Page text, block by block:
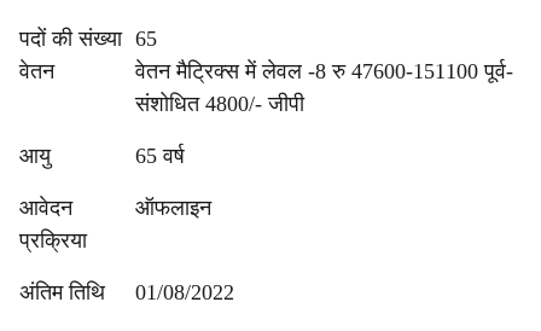
पदों की संख्या 65
वेतन
वेतन मैट्रिक्स में लेवल -8 रु 47600-151100 पूर्व-
संशोधित 4800/- जीपी
आयु 65 वर्ष
आवेदन
प्रक्रिया
ऑफलाइन
अंतिम तिथि 01/08/2022